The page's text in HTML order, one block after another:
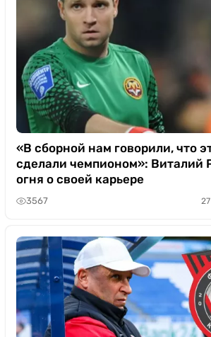
«В сборной нам говорили, что
сделали чемпионом»: Виталий
огня о своей карьере
3567